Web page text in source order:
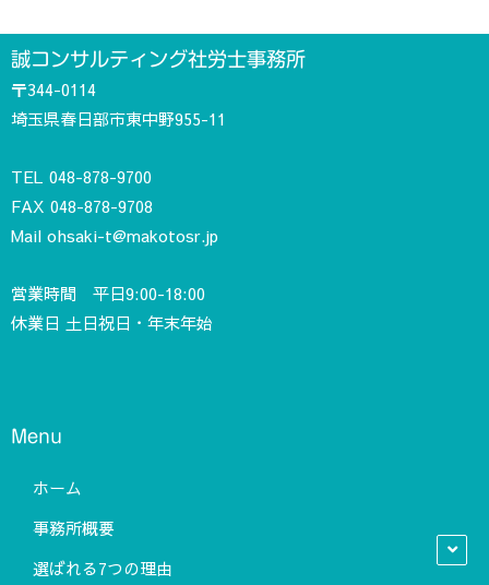
誠コンサルティング社労士事務所
〒344-0114
埼玉県春日部市東中野955-11
TEL 048-878-9700
FAX 048-878-9708
Mail ohsaki-t@makotosr.jp
営業時間 平日9:00-18:00
休業日 土日祝日・年末年始
Menu
ホーム
事務所概要
選ばれる7つの理由